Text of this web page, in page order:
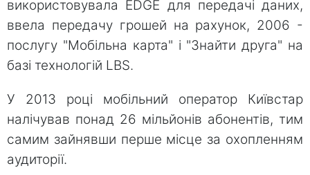
використовувала EDGE для передачі даних,
ввела передачу грошей на рахунок, 2006 -
послугу "Мобільна карта" і "Знайти друга" на
базі технологій LBS.
У 2013 році мобільний оператор Київстар
налічував понад 26 мільйонів абонентів, тим
самим зайнявши перше місце за охопленням
аудиторії.